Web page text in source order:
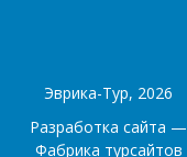
Эврика-Тур, 2026
Разработка сайта —
Фабрика турсайтов